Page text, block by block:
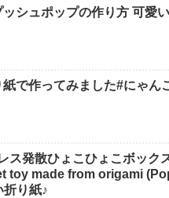
ッシュポップの作り方 可愛
で作ってみました#にゃん
ス発散ひょこひょこボッ
toy made from origami
り紙♪